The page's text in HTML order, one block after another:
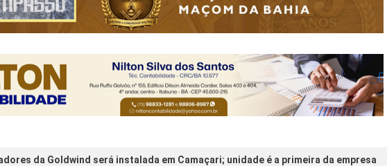
da Goldwind será instalada em Camaçari; unidade é a primeira da empresa